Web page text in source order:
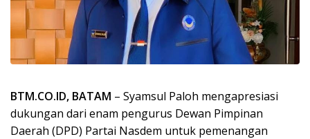
BTM.CO.ID, BATAM – Syamsul Paloh mengapresiasi
dukungan dari enam pengurus Dewan Pimpinan
Daerah (DPD) Partai Nasdem untuk pemenangan